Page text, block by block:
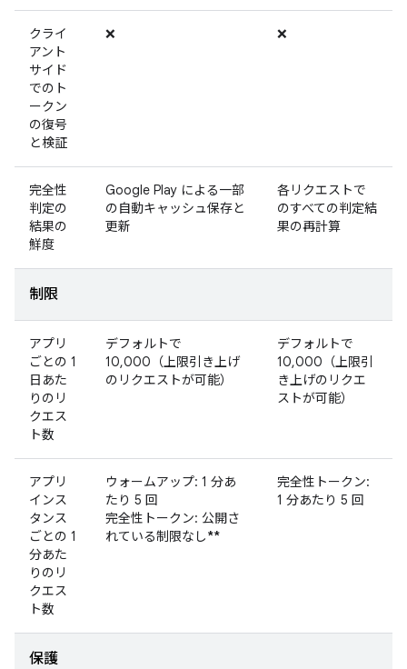
クライ
アント
サイド
でのト
ークン
の復号
と検証
❌ ❌
完全性
判定の
結果の
鮮度
Google Play による一部
の自動キャッシュ保存と
更新
各リクエストで
のすべての判定結
果の再計算
制限
アプリ
ごとの 1
日あた
りのリ
クエス
ト数
デフォルトで
10,000（上限引き上げ
のリクエストが可能）
デフォルトで
10,000（上限引
き上げのリクエ
ストが可能）
アプリ
インス
タンス
ごとの 1
分あた
りのリ
クエス
ト数
ウォームアップ: 1 分あ
たり 5 回
完全性トークン: 公開さ
れている制限なし**
完全性トークン:
1 分あたり 5 回
保護